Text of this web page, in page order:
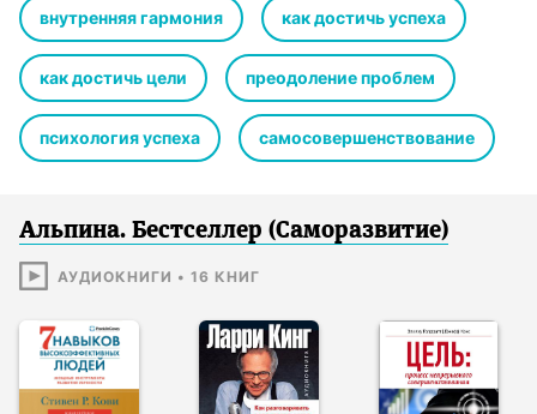
таким образом обучает фундаментальным принципам,
благодаря которым вы сможете легко достичь желаемого
– денег, любви, известности, счастья. Независимо от того,
хотите ли вы просто почувствовать себя лучше и начать
жить более яркой и радостной жизнью или ваша цель –
помочь вашим клиентам, «Разговоры, которые меняют
жизнь» станет вашим полезным справочником на
внутренняя гармония как достичь успеха
как достичь цели преодоление проблем
психология успеха самосовершенствование
Альпина. Бестселлер (Саморазвитие)
АУДИОКНИГИ • 16 КНИГ